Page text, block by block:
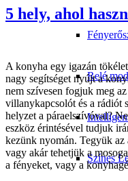
Relé
Színes
5 hely, ahol
A konyha egy igazán
nagy segítséget nyújt a
nem szívesen fogjuk meg
villanykapcsolót és a rádiót
helyzet a páraelszívóval?
eszköz érintésével tudjuk
kezünk nyomán. Tegyük az
vagy akár tehetjük a
a fényeket, vagy a